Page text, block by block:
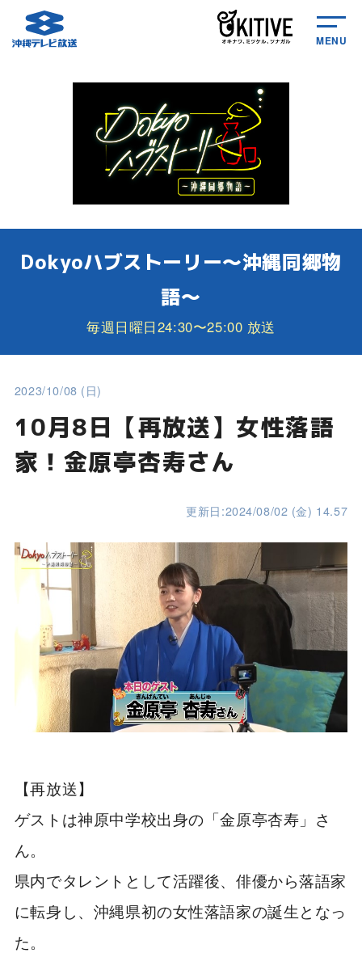
MENU
Dokyoハブストーリー～沖縄同郷物
語～
毎週日曜日24:30〜25:00 放送
2023/10/08 (日)
10月8日【再放送】女性落語
家！金原亭杏寿さん
更新日:2024/08/02 (金) 14.57
【再放送】
ゲストは神原中学校出身の「金原亭杏寿」さ
ん。
県内でタレントとして活躍後、俳優から落語家
に転身し、沖縄県初の女性落語家の誕生となっ
た。